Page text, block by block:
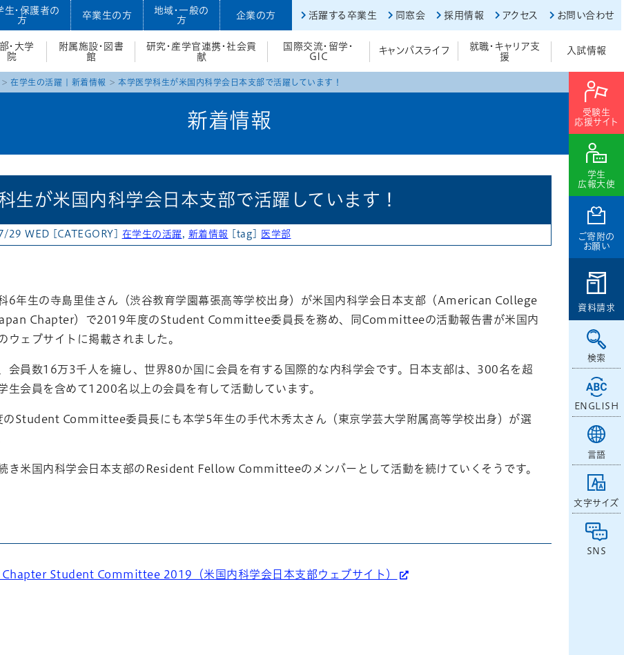
生・保護者の
方
卒業生の方
地域・一般の
方
企業の方 活躍する卒業生 同窓会 採用情報 アクセス お問い合わせ
・大学
院
附属施設・図書
館
研究・産学官連携・社会貢
献
国際交流・留学・
GIC
キャンパスライフ
就職・キャリア支
援
入試情報
受験生
応援サイト
学生
広報大使
ご寄附の
お願い
資料請求
検索
ENGLISH
言語
文字サイズ
SNS
在学生の活躍 新着情報 本学医学科生が米国内科学会日本支部で活躍しています！
新着情報
生が米国内科学会日本支部で活躍しています！
29 WED [CATEGORY] 在学生の活躍 , 新着情報 [tag] 医学部
6年生の寺島里佳さん（渋谷教育学園幕張高等学校出身）が米国内科学会日本支部（American College
Chapter）で2019年度のStudent Committee委員長を務め、同Committeeの活動報告書が米国内
ウェブサイトに掲載されました。
会員数16万3千人を擁し、世界80か国に会員を有する国際的な内科学会です。日本支部は、300名を超
生会員を含めて1200名以上の会員を有して活動しています。
Student Committee委員長にも本学5年生の手代木秀太さん（東京学芸大学附属高等学校出身）が選
き米国内科学会日本支部のResident Fellow Committeeのメンバーとして活動を続けていくそうです。
Chapter Student Committee 2019（米国内科学会日本支部ウェブサイト）